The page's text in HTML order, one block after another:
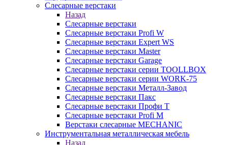
Слесарные верстаки
Назад
Слесарные верстаки
Слесарные верстаки Profi W
Слесарные верстаки Expert WS
Слесарные верстаки Master
Слесарные верстаки Garage
Слесарные верстаки серии TOOLLBOX
Слесарные верстаки серии WORK-75
Слесарные верстаки Металл-Завод
Слесарные верстаки Пакс
Слесарные верстаки Профи Т
Слесарные верстаки Profi M
Верстаки слесарные MECHANIC
Инструментальная металлическая мебель
Назад